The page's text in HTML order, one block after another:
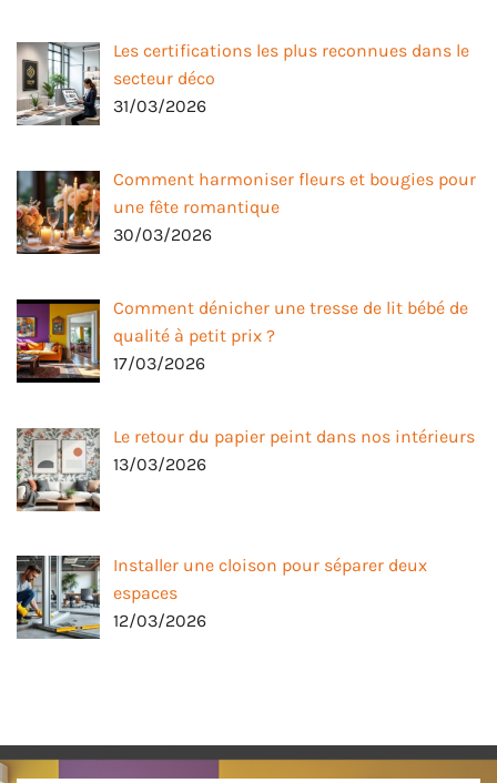
Les certifications les plus reconnues dans le
secteur déco
31/03/2026
Comment harmoniser fleurs et bougies pour
une fête romantique
30/03/2026
Comment dénicher une tresse de lit bébé de
qualité à petit prix ?
17/03/2026
Le retour du papier peint dans nos intérieurs
13/03/2026
Installer une cloison pour séparer deux
espaces
12/03/2026